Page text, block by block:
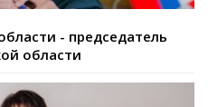
- председатель
области